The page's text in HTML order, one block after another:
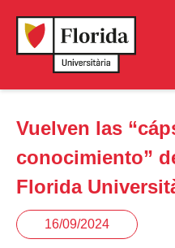
Vuelven las
conocimiento”
Florida
16/09/2024